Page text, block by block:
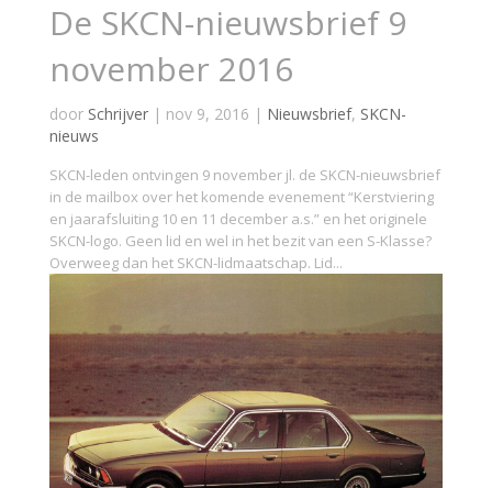
De SKCN-nieuwsbrief 9
november 2016
door Schrijver| nov 9, 2016 | Nieuwsbrief, SKCN-
nieuws
SKCN-leden ontvingen 9 november jl. de SKCN-nieuwsbrief
in de mailbox over het komende evenement “Kerstviering
en jaarafsluiting 10 en 11 december a.s.” en het originele
SKCN-logo. Geen lid en wel in het bezit van een S-Klasse?
Overweeg dan het SKCN-lidmaatschap. Lid...